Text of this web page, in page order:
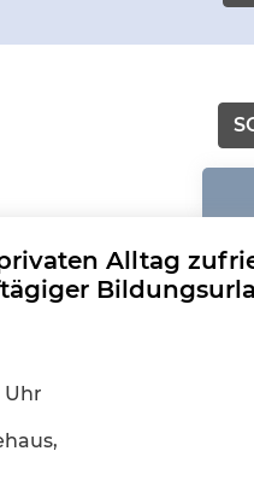
Alltag
Uhr